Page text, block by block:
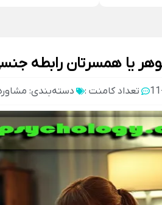
شوهر یا همسرتان رابطه
تعداد کامنت : دسته‌بندی: